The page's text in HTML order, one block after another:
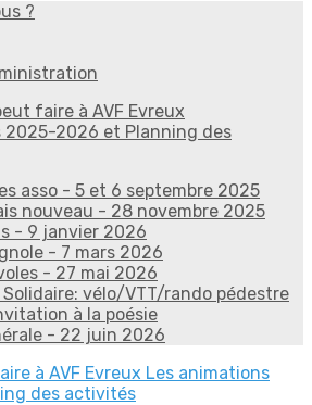
?
faire à AVF Evreux
2025-2026 et Planning des
asso - 5 et 6 septembre 2025
nouveau - 28 novembre 2025
- 9 janvier 2026
- 7 mars 2026
- 27 mai 2026
Solidaire: vélo/VTT/rando pédestre
à la poésie
- 22 juin 2026
à AVF Evreux Les animations
des activités